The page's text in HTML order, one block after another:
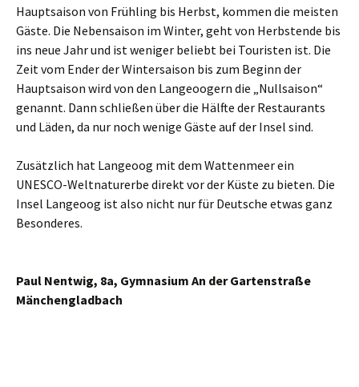
Hauptsaison von Frühling bis Herbst, kommen die meisten
Gäste. Die Nebensaison im Winter, geht von Herbstende bis
ins neue Jahr und ist weniger beliebt bei Touristen ist. Die
Zeit vom Ender der Wintersaison bis zum Beginn der
Hauptsaison wird von den Langeoogern die „Nullsaison“
genannt. Dann schließen über die Hälfte der Restaurants
und Läden, da nur noch wenige Gäste auf der Insel sind.
Zusätzlich hat Langeoog mit dem Wattenmeer ein
UNESCO-Weltnaturerbe direkt vor der Küste zu bieten. Die
Insel Langeoog ist also nicht nur für Deutsche etwas ganz
Besonderes.
Paul Nentwig, 8a, Gymnasium An der Gartenstraße
Mänchengladbach